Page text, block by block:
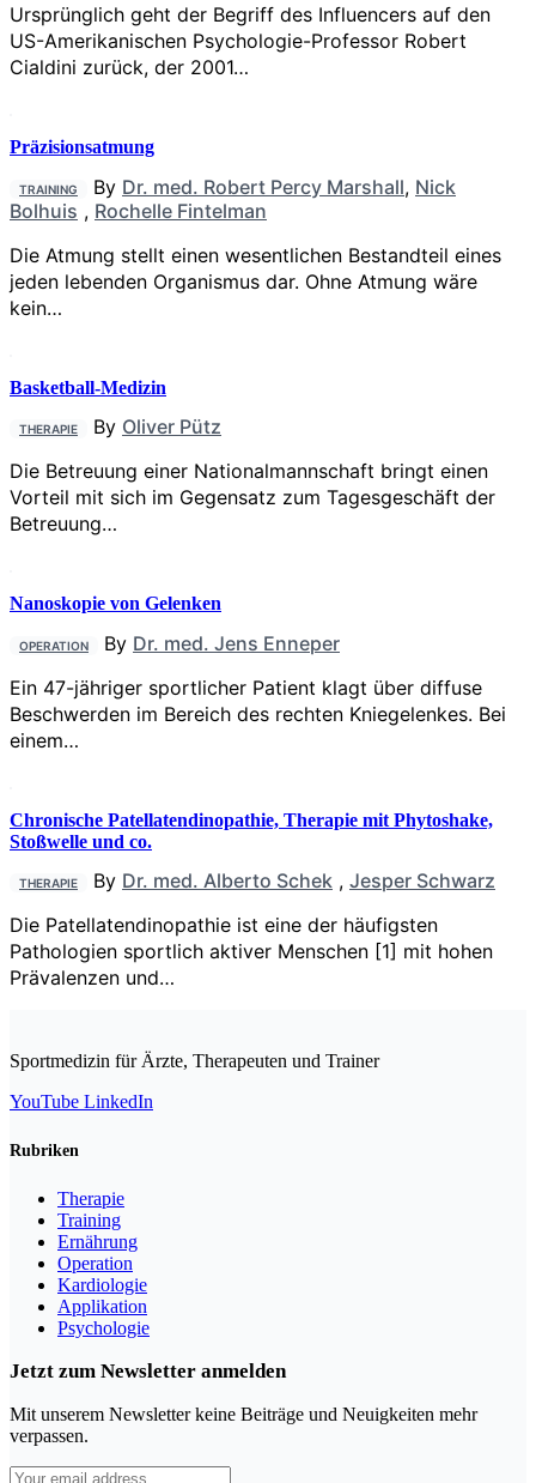
Ursprünglich geht der Begriff des Influencers auf den
US-Amerikanischen Psychologie-Professor Robert
Cialdini zurück, der 2001…
Präzisionsatmung
TRAINING By Dr. med. Robert Percy Marshall, Nick
Bolhuis , Rochelle Fintelman
Die Atmung stellt einen wesentlichen Bestandteil eines
jeden lebenden Organismus dar. Ohne Atmung wäre
kein…
Basketball-Medizin
THERAPIE By Oliver Pütz
Die Betreuung einer Nationalmannschaft bringt einen
Vorteil mit sich im Gegensatz zum Tagesgeschäft der
Betreuung…
Nanoskopie von Gelenken
OPERATION By Dr. med. Jens Enneper
Ein 47-jähriger sportlicher Patient klagt über diffuse
Beschwerden im Bereich des rechten Kniegelenkes. Bei
einem…
Chronische Patellatendinopathie, Therapie mit Phytoshake,
Stoßwelle und co.
THERAPIE By Dr. med. Alberto Schek , Jesper Schwarz
Die Patellatendinopathie ist eine der häufigsten
Pathologien sportlich aktiver Menschen [1] mit hohen
Prävalenzen und…
Sportmedizin für Ärzte, Therapeuten und Trainer
YouTube LinkedIn
Rubriken
Therapie
Training
Ernährung
Operation
Kardiologie
Applikation
Psychologie
Jetzt zum Newsletter anmelden
Mit unserem Newsletter keine Beiträge und Neuigkeiten mehr
verpassen.